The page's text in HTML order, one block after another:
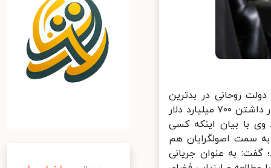
روحانی در بدترین
شرایط کشور را اداره کرد در حالی که دولت نهم و دهم تا سال ۹۲ با در اختیار داشتن ۷۰۰ میلیارد دلار
با بیان اینکه کسی
عبور کرده‌اند چون در انتخابات ۹۸ آنها به سمت اصولگرایان هم
به عنوان جریانی